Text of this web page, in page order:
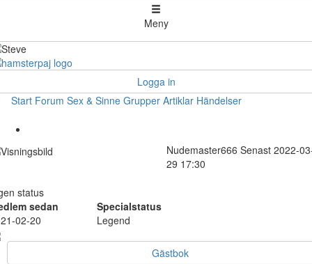
Meny
Logga in
Start Forum Sex & Sinne Grupper Artiklar Händelser
Nudemaster666 Senast 2022-
29 17:30
status
sedan
Specialstatus
02-20
Legend
Gästbok